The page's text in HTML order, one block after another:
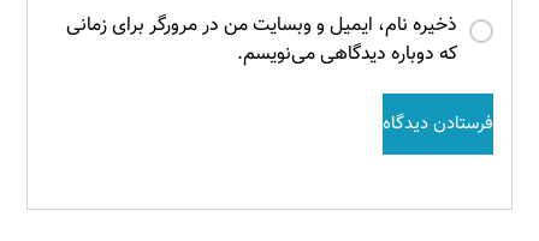
ذخیره نام، ایمیل و وبسایت من در مرورگر برای زمانی
که دوباره دیدگاهی می‌نویسم.
فرستادن دیدگاه